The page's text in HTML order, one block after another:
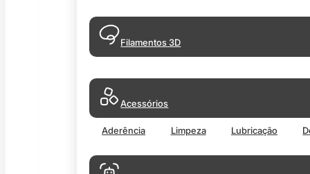
Filamentos 3D
Acessórios
Aderência Limpeza Lubricação